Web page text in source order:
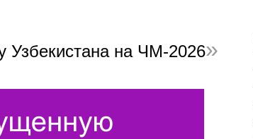
Узбекистана на ЧМ-2026